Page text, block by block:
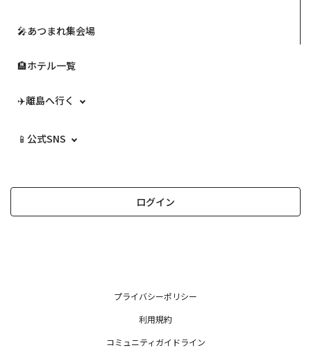
🎤あつまれ集会場
🏨ホテル一覧
✈️離島へ行く
📱公式SNS
ログイン
プライバシーポリシー
利用規約
コミュニティガイドライン